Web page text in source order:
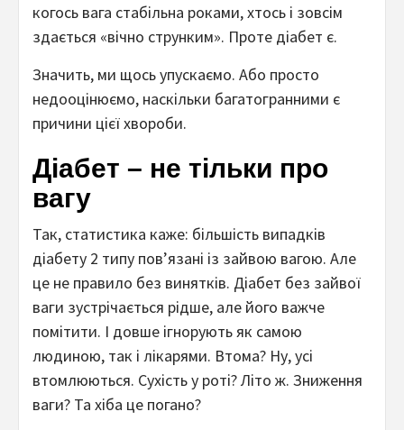
когось вага стабільна роками, хтось і зовсім
здається «вічно струнким». Проте діабет є.
Значить, ми щось упускаємо. Або просто
недооцінюємо, наскільки багатогранними є
причини цієї хвороби.
Діабет – не тільки про
вагу
Так, статистика каже: більшість випадків
діабету 2 типу пов’язані із зайвою вагою. Але
це не правило без винятків. Діабет без зайвої
ваги зустрічається рідше, але його важче
помітити. І довше ігнорують як самою
людиною, так і лікарями. Втома? Ну, усі
втомлюються. Сухість у роті? Літо ж. Зниження
ваги? Та хіба це погано?